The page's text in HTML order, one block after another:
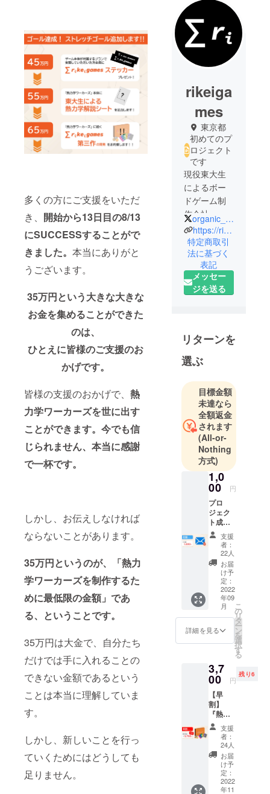
多くの方にご支援をいただ
き、 開始から13日目の8/13
にSUCCESSすることがで
きました。 本当にありがと
うございます。
35万円という大きな大きな
お金を集めることができた
のは、
ひとえに皆様のご支援のお
かげです。
皆様の支援のおかげで、 熱
力学ワーカーズを世に出す
ことができます。 今でも信
じられません、本当に感謝
で一杯です。
しかし、お伝えしなければ
ならないことがあります。
35万円というのが、「熱力
学ワーカーズを制作するた
めに最低限の金額」であ
る、ということです。
35万円は大金で、自分たち
だけでは手に入れることの
できない金額であるという
ことは本当に理解していま
す。
しかし、新しいことを行っ
ていくためにはどうしても
足りません。
rikeiga
mes
東京都
初めてのプ
ロジェクト
です
現役東大生
によるボー
ドゲーム制
作会社・株
式会社理系
ｇａｍｅｓ
が展開する
理系のゲー
ムシリーズ
「理系ゲー
「遊び × 学
び で勉強を
く！」とい
うことを
モットー
に、
・学びに
関するボー
ドゲームの
・ボード
ゲームのイ
ベントや学
園祭への出
・SNS上
での楽しく
学べるよう
います！
organic_pres
https://rikeigames.com/
特定商取引
法に基づく
表記
メッセー
ジを送る
リターンを
選ぶ
目標金額
未達なら
全額返金
されます
(All-or-
Nothing
方式)
1,0
00 円
プロ
ジェク
ト成功
後、お
礼の
メッ
セージ
を送付
させて
いただ
きま
す。こ
のプロ
ジェク
トを応
援した
けのプ
ランで
す。
【リ
ターン
内容】
・お礼
メッ
セージ
※お礼
メッ
セージ
支援
者：
22人
お届
け予
定：
2022
年09
月
詳細を見る
こ
の
リ
タ
ー
ン
を
選
択
す
る
3,7
00 円
残り6
【早
割】
『熱力
学ワー
カー
ズ』１
セット
をお送
りしま
す。通
常プラ
支援
者：
24人
お届
け予
定：
2022
年11